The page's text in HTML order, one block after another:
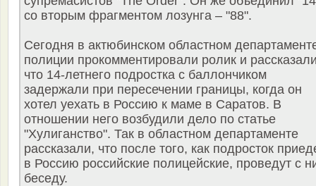
со вторым фрагментом лозунга – "88".
Сегодня в актюбинском областном
полиции прокомментировали ролик и
что 14-летнего подростка с баллончиком
задержали при пересечении границы, когда он
хотел уехать в Россию к маме в Саратов. В
отношении него возбудили дело по статье
"Хулиганство". Так в областном департаменте
рассказали, что после того, как подросток
в Россию российские полицейские, проведут с
беседу.